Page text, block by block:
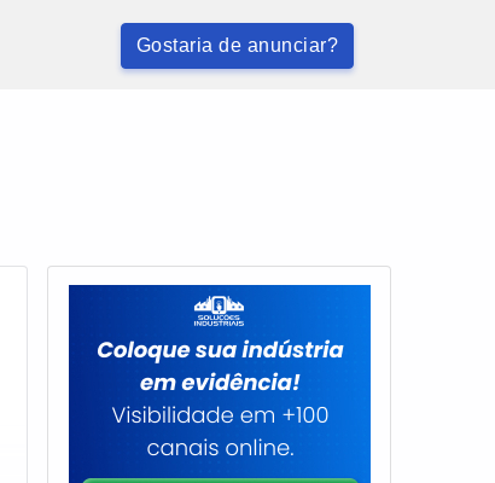
Gostaria de anunciar?